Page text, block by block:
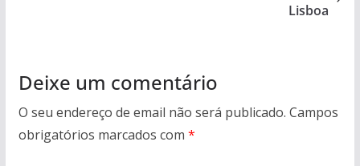
Lisboa
Deixe um comentário
O seu endereço de email não será publicado. Campos
obrigatórios marcados com *